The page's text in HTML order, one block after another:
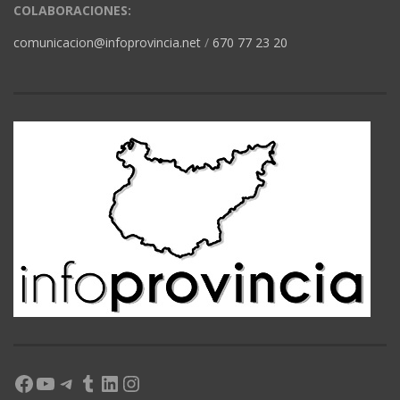
COLABORACIONES:
comunicacion@infoprovincia.net / 670 77 23 20
Facebook
YouTube
Telegram
Tumblr
LinkedIn
Instagram